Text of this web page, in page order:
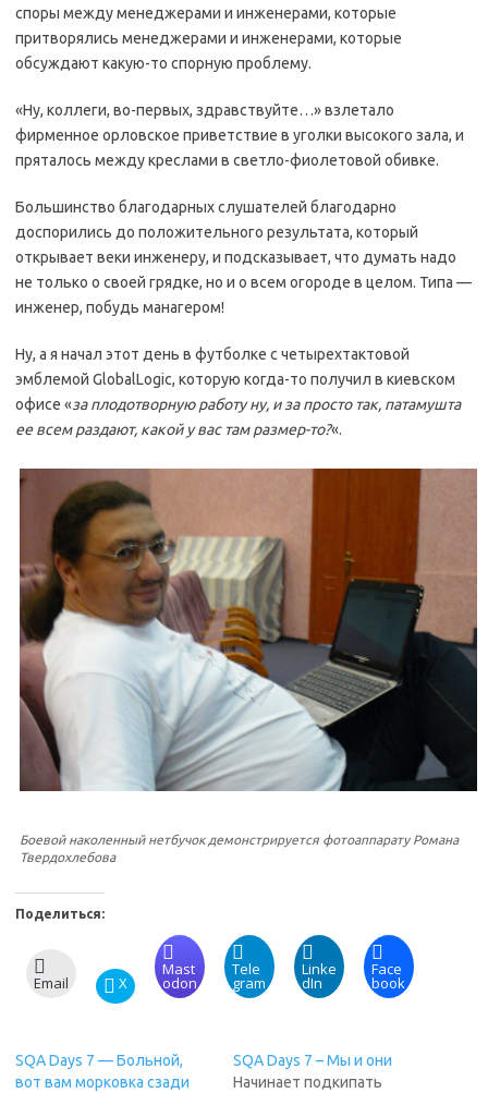
споры между менеджерами и инженерами, которые
притворялись менеджерами и инженерами, которые
обсуждают какую-то спорную проблему.
«Ну, коллеги, во-первых, здравствуйте…» взлетало
фирменное орловское приветствие в уголки высокого зала, и
пряталось между креслами в светло-фиолетовой обивке.
Большинство благодарных слушателей благодарно
доспорились до положительного результата, который
открывает веки инженеру, и подсказывает, что думать надо
не только о своей грядке, но и о всем огороде в целом. Типа —
инженер, побудь манагером!
Ну, а я начал этот день в футболке с четырехтактовой
эмблемой GlobalLogic, которую когда-то получил в киевском
офисе «за плодотворную работу ну, и за просто так, патамушта
ее всем раздают, какой у вас там размер-то?«.
Боевой наколенный нетбучок демонстрируется фотоаппарату Романа
Твердохлебова
Поделиться:
Email X
Mast
odon
Tele
gram
Linke
dIn
Face
book
SQA Days 7 — Больной,
вот вам морковка сзади
SQA Days 7 – Мы и они
Начинает подкипать